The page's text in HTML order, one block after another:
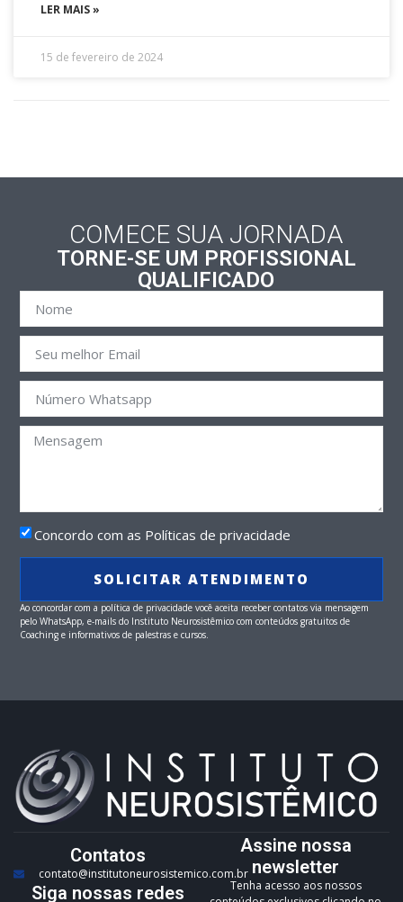
LER MAIS »
15 de fevereiro de 2024
COMECE SUA JORNADA
TORNE-SE UM PROFISSIONAL
QUALIFICADO
Concordo com as Políticas de privacidade
SOLICITAR ATENDIMENTO
Ao concordar com a política de privacidade você aceita receber contatos via mensagem
pelo WhatsApp, e-mails do Instituto Neurosistêmico com conteúdos gratuitos de
Coaching e informativos de palestras e cursos.
Contatos
contato@institutoneurosistemico.com.br
Siga nossas redes
Assine nossa
newsletter
Tenha acesso aos nossos